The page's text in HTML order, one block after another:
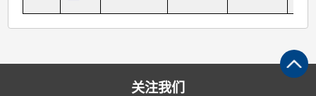
关注我们